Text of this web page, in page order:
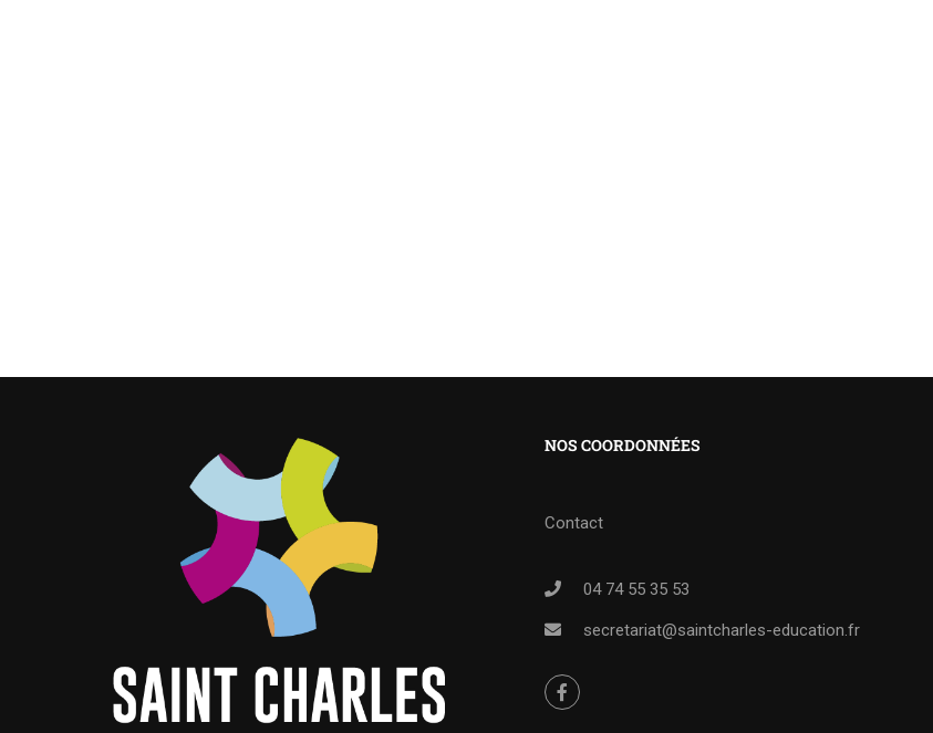
NOS COORDONNÉES
Contact
04 74 55 35 53
secretariat@saintcharles-education.fr